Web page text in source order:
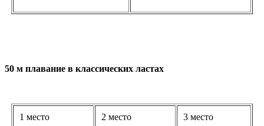
50 м плавание в классических ластах
1 место 2 место 3 место